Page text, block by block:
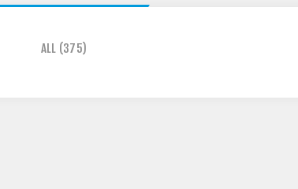
ALL (375)